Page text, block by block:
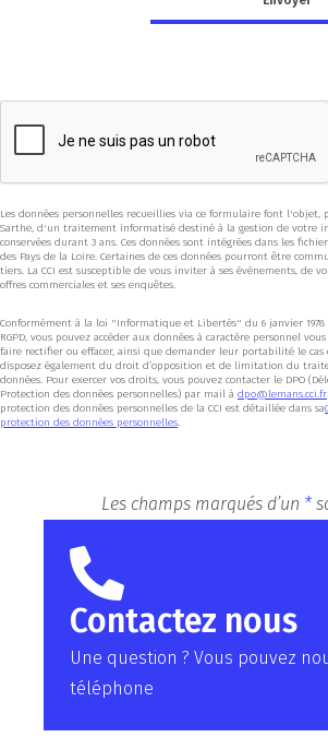
Les champs marqués d’un *
Les données personnelles recueillies via ce formulaire font l'objet,
Sarthe, d'un traitement informatisé destiné à la gestion de votre
conservées durant 3 ans. Ces données sont intégrées dans les
des Pays de la Loire. Certaines de ces données pourront être
tiers. La CCI est susceptible de vous inviter à ses évènements, de
offres commerciales et ses enquêtes.
Conformément à la loi "Informatique et Libertés" du 6 janvier
RGPD, vous pouvez accéder aux données à caractère personnel
faire rectifier ou effacer, ainsi que demander leur portabilité le cas
disposez également du droit d’opposition et de limitation du
données. Pour exercer vos droits, vous pouvez contacter le DPO
Protection des données personnelles) par mail à dpo@lemans.cci.fr
protection des données personnelles de la CCI est détaillée dans sa
protection des données personnelles.
Contactez nous
Une question ? Vous pouvez
téléphone